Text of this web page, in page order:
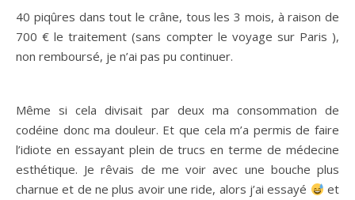
40 piqûres dans tout le crâne, tous les 3 mois, à raison de
700 € le traitement (sans compter le voyage sur Paris ),
non remboursé, je n’ai pas pu continuer.
Même si cela divisait par deux ma consommation de
codéine donc ma douleur. Et que cela m’a permis de faire
l’idiote en essayant plein de trucs en terme de médecine
esthétique. Je rêvais de me voir avec une bouche plus
charnue et de ne plus avoir une ride, alors j’ai essayé
et